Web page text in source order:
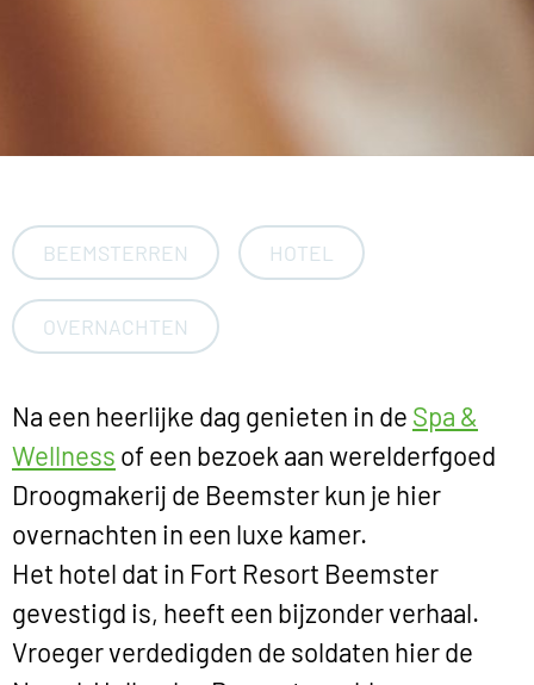
BEEMSTERREN HOTEL
OVERNACHTEN
Na een heerlijke dag genieten in de Spa &
Wellness of een bezoek aan werelderfgoed
Droogmakerij de Beemster kun je hier
overnachten in een luxe kamer.
Het hotel dat in Fort Resort Beemster
gevestigd is, heeft een bijzonder verhaal.
Vroeger verdedigden de soldaten hier de